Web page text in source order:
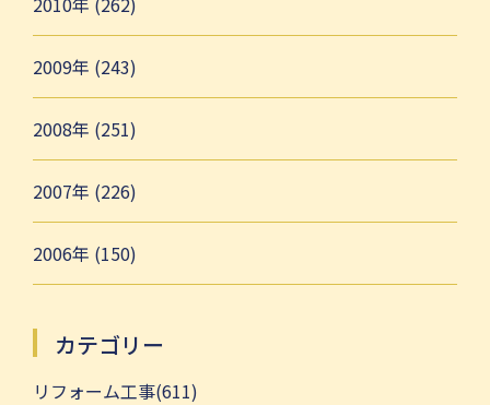
2009年 (243)
2008年 (251)
2007年 (226)
2006年 (150)
カテゴリー
リフォーム工事(611)